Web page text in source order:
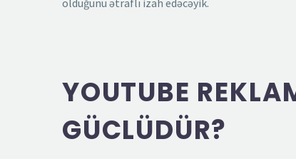
olduğunu ətraflı izah edəcəyik.
YOUTUBE
GÜCLÜDÜR?